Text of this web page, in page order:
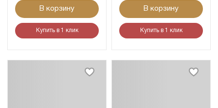
В корзину
Купить в 1 клик
В корзину
Купить в 1 клик